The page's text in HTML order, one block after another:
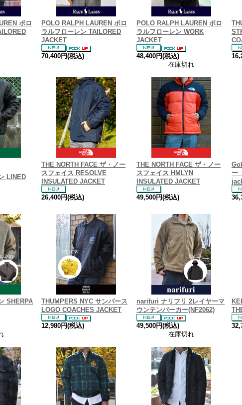
ポロ
POLO RALPH LAUREN ポロ
ラルフローレン TAILORED
JACKET
70,400円(税込)
POLO RALPH LAUREN ポロ
ラルフローレン WORK
JACKET
48,400円(税込)
在庫切れ
LINED
THE NORTH FACE ザ・ノー
スフェイス RESOLVE
INSULATED JACKET
26,400円(税込)
THE NORTH FACE ザ・ノー
スフェイス HMLYN
INSULATED JACKET
49,500円(税込)
ー
SHERPA
THUMPERS NYC サンパース
LOGO COACHES JACKET
12,980円(税込)
narifuri ナリフリ 2レイヤーマ
ウンテンパーカー(NF2062)
49,500円(税込)
在庫切れ